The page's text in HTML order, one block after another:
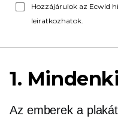
Hozzájárulok az Ecwid
leiratkozhatok.
1.
Az emberek a